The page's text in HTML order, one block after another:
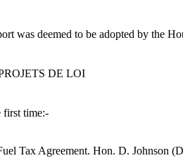
was deemed to be adopted by the
DE LOI
first time:-
Tax Agreement. Hon. D. Johnson